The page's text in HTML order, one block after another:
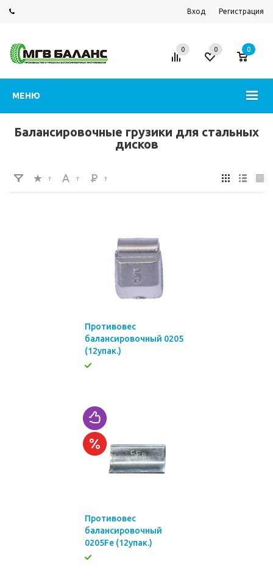
Вход Регистрация
МЕНЮ
0 0 0
Балансировочные грузики для стальных
дисков
Противовес
балансировочный 0205
(12упак.)
Противовес
балансировочный
0205Fe (12упак.)